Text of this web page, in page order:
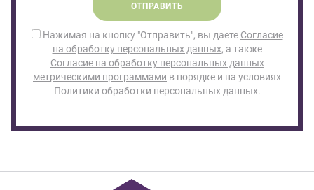
ОТПРАВИТЬ
Нажимая на кнопку "Отправить", вы даете Согласие
на обработку персональных данных, а также
Согласие на обработку персональных данных
метрическими программами в порядке и на условиях
Политики обработки персональных данных.